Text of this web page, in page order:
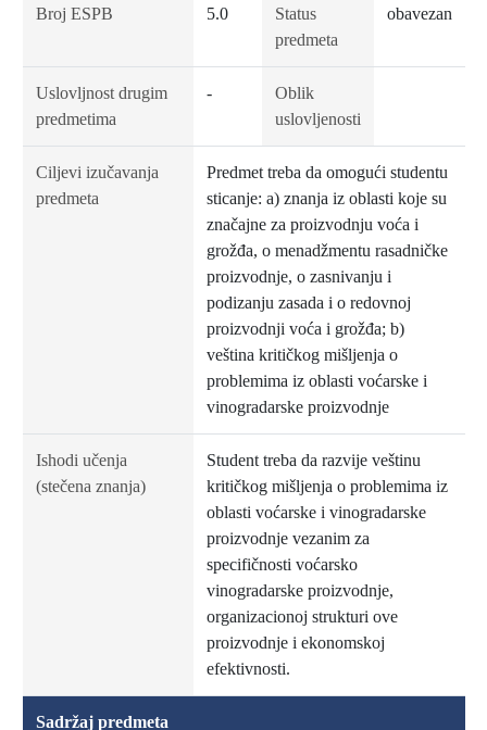
Broj ESPB 5.0
Status
predmeta
obavezan
Uslovljnost drugim
predmetima
-
Oblik
uslovljenosti
Ciljevi izučavanja
predmeta
Predmet treba da omogući studentu
sticanje: a) znanja iz oblasti koje su
značajne za proizvodnju voća i
grožđa, o menadžmentu rasadničke
proizvodnje, o zasnivanju i
podizanju zasada i o redovnoj
proizvodnji voća i grožđa; b)
veština kritičkog mišljenja o
problemima iz oblasti voćarske i
vinogradarske proizvodnje
Ishodi učenja
(stečena znanja)
Student treba da razvije veštinu
kritičkog mišljenja o problemima iz
oblasti voćarske i vinogradarske
proizvodnje vezanim za
specifičnosti voćarsko
vinogradarske proizvodnje,
organizacionoj strukturi ove
proizvodnje i ekonomskoj
efektivnosti.
Sadržaj predmeta